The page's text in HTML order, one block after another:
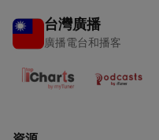
台灣廣播
廣播電台和播客